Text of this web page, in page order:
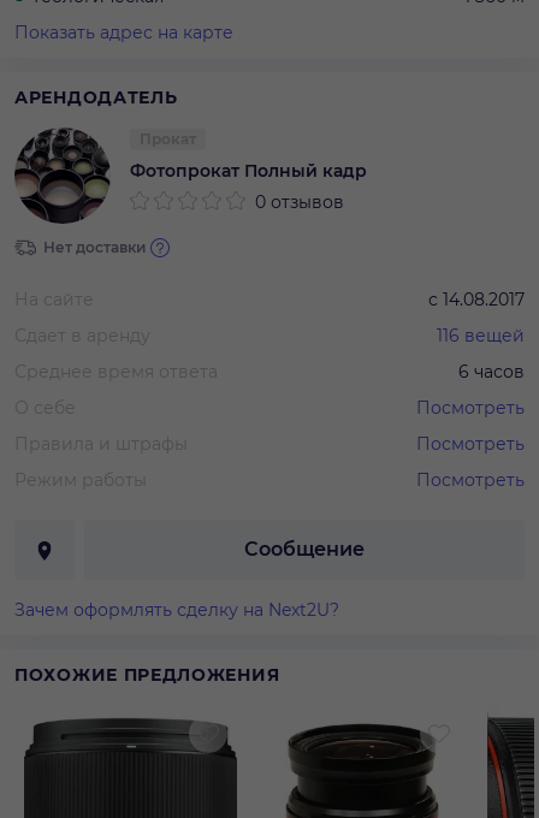
Показать адрес на карте
АРЕНДОДАТЕЛЬ
Фотопрокат Полный кадр
0 отзывов
Нет доставки
На сайте с 14.08.2017
Сдает в аренду
116 вещей
Среднее время ответа
6 часов
О себе
Посмотреть
Правила и штрафы
Посмотреть
Режим работы
Посмотреть
Сообщение
Зачем оформлять сделку на Next2U?
ПОХОЖИЕ ПРЕДЛОЖЕНИЯ